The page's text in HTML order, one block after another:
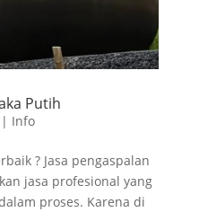
Putih
| Info
? Jasa pengaspalan
jasa profesional yang
proses. Karena di